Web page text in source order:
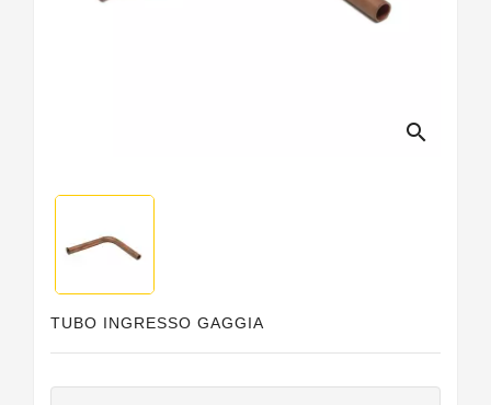
search
TUBO INGRESSO GAGGIA